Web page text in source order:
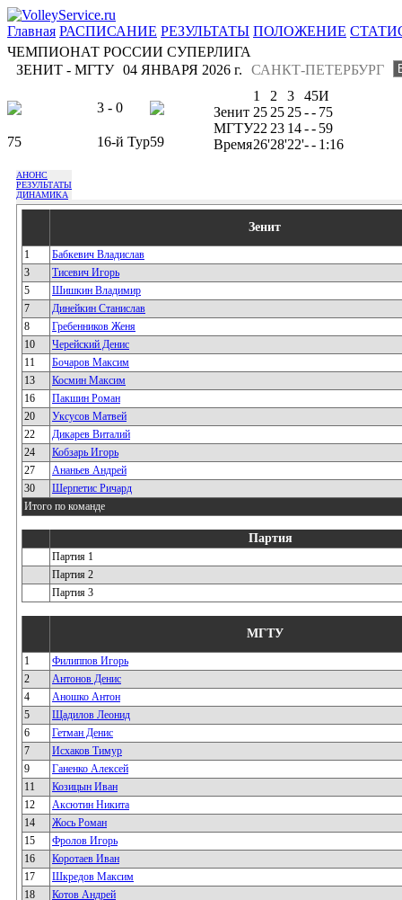
Главная РАСПИСАНИЕ РЕЗУЛЬТАТЫ ПОЛОЖЕНИЕ
ЧЕМПИОНАТ РОССИИ СУПЕРЛИГА
ЗЕНИТ - МГТУ
САНКТ-ПЕТЕРБУРГ
04 ЯНВАРЯ 2026 г.
3 - 0
75 16-й Тур59
1 2 3 45И
Зенит 25 25 25-- 75
МГТУ22 23 14-- 59
Время26'28'22'-- 1:16
АНОНС
РЕЗУЛЬТАТЫ
ДИНАМИКА
Зенит
1
Бабкевич Владислав
3
Тисевич Игорь
5
Шишкин Владимир
7
Динейкин Станислав
8
Гребенников Женя
10
Черейский Денис
11
Бочаров Максим
13
Космин Максим
16
Пакшин Роман
20
Уксусов Матвей
22
Дикарев Виталий
24
Кобзарь Игорь
27
Ананьев Андрей
30
Шерпетис Ричард
Итого по команде
Партия
Партия 1
Партия 2
Партия 3
МГТУ
1
Филиппов Игорь
2
Антонов Денис
4
Аношко Антон
5
Щадилов Леонид
6
Гетман Денис
7
Исхаков Тимур
9
Ганенко Алексей
11
Козицын Иван
12
Аксютин Никита
14
Жось Роман
15
Фролов Игорь
16
Коротаев Иван
17
Шкредов Максим
18
Котов Андрей